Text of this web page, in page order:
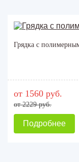
Грядка с
от 1560 руб.
от 2229 руб.
Подробнее